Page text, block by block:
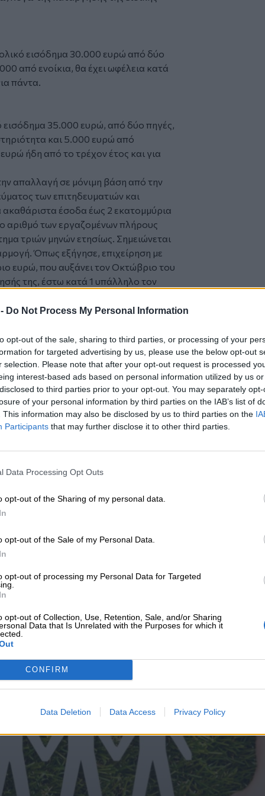
Do Not Process My Personal Information
opt-out of the sale, sharing to third parties, or processing of your
for targeted advertising by us, please use the below opt-out
selection. Please note that after your opt-out request is processed
interest-based ads based on personal information utilized by us
to third parties prior to your opt-out. You may separately
of your personal information by third parties on the IAB’s list of
This information may also be disclosed by us to third parties on the
Participants that may further disclose it to other third parties.
Data Processing Opt Outs
opt-out of the Sharing of my personal data.
opt-out of the Sale of my Personal Data.
opt-out of processing my Personal Data for Targeted
opt-out of Collection, Use, Retention, Sale, and/or Sharing
Data that Is Unrelated with the Purposes for which it
CONFIRM
Data Deletion Data Access Privacy Policy
εισόδημα 30.000 ευρώ από δύο
από ενοίκια, θα έχει ωφέλεια κατά
πάντα.
εισόδημα 35.000 ευρώ, από δύο πηγές,
και 5.000 ευρώ από
ήδη από το τρέχον έτος και για
απαλλαγή σε μόνιμη βάση από την
των επιτηδευματιών και
ακαθάριστα έσοδα έως 2 εκατομμύρια
αριθμό των εργαζομένων πλήρους
τριών μηνών ετησίως. Σημειώνεται
Όπως εξήγησε, επιχείρηση με
ευρώ, που αυξάνει τον Οκτώβριο του
της, έστω κατά 1 υπάλληλο τον
δικαιούται την απαλλαγή του
nextdeal.gr ως
ενημέρωσης στο Google
εισφορά αλληλεγγύης
ροή